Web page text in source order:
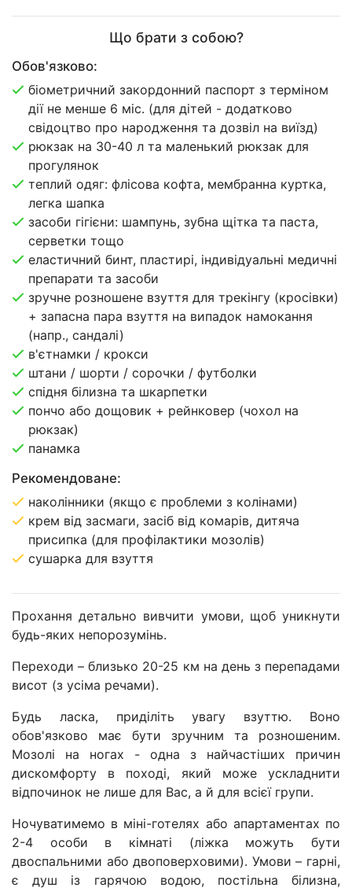
Що брати з собою?
Обов'язково:
біометричний закордонний паспорт з терміном
дії не менше 6 міс. (для дітей - додатково
свідоцтво про народження та дозвіл на виїзд)
рюкзак на 30-40 л та маленький рюкзак для
прогулянок
теплий одяг: флісова кофта, мембранна куртка,
легка шапка
засоби гігієни: шампунь, зубна щітка та паста,
серветки тощо
еластичний бинт, пластирі, індивідуальні медичні
препарати та засоби
зручне розношене взуття для трекінгу (кросівки)
+ запасна пара взуття на випадок намокання
(напр., сандалі)
в'єтнамки / крокси
штани / шорти / сорочки / футболки
спідня білизна та шкарпетки
пончо або дощовик + рейнковер (чохол на
рюкзак)
панамка
Рекомендоване:
наколінники (якщо є проблеми з колінами)
крем від засмаги, засіб від комарів, дитяча
присипка (для профілактики мозолів)
сушарка для взуття
Прохання детально вивчити умови, щоб уникнути
будь-яких непорозумінь.
Переходи – близько 20-25 км на день з перепадами
висот (з усіма речами).
Будь ласка, приділіть увагу взуттю. Воно
обов'язково має бути зручним та розношеним.
Мозолі на ногах - одна з найчастіших причин
дискомфорту в поході, який може ускладнити
відпочинок не лише для Вас, а й для всієї групи.
Ночуватимемо в міні-готелях або апартаментах по
2-4 особи в кімнаті (ліжка можуть бути
двоспальними або двоповерховими). Умови – гарні,
є душ із гарячою водою, постільна білизна,